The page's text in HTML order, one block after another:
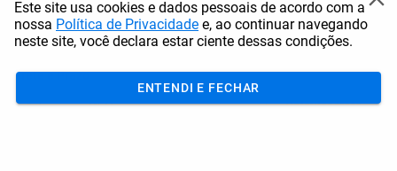
282.284 pontos + R$ 3.246,22
Frete e Prazo
Calcular frete
Este site usa cookies e dados pessoais de acordo com a
nossa Política de Privacidade e, ao continuar navegando
neste site, você declara estar ciente dessas condições.
ENTENDI E FECHAR